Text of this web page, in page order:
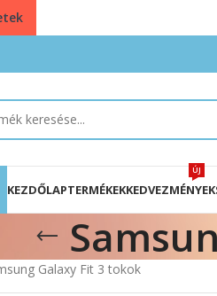
KEZDŐLAPTERMÉKEKKEDVEZMÉNYEK
ÚJ
Galaxy Fit 3 tokok